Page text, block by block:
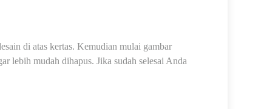
di atas kertas. Kemudian mulai gambar
lebih mudah dihapus. Jika sudah selesai Anda